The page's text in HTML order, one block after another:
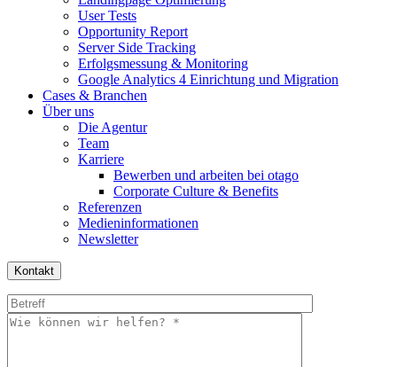
User Tests
Opportunity Report
Server Side Tracking
Erfolgsmessung & Monitoring
Google Analytics 4 Einrichtung und Migration
Cases & Branchen
Über uns
Die Agentur
Team
Karriere
Bewerben und arbeiten bei otago
Corporate Culture & Benefits
Referenzen
Medieninformationen
Newsletter
Kontakt